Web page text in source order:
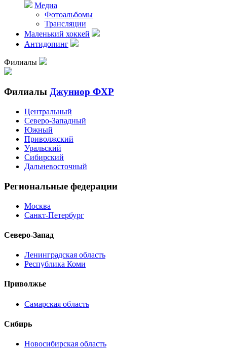
Медиа
Фотоальбомы
Трансляции
Маленький хоккей
Антидопинг
Филиалы
Филиалы Джуниор ФХР
Центральный
Северо-Западный
Южный
Приволжский
Уральский
Сибирский
Дальневосточный
Региональные федерации
Москва
Санкт-Петербург
Северо-Запад
Ленинградская область
Республика Коми
Приволжье
Самарская область
Сибирь
Новосибирская область